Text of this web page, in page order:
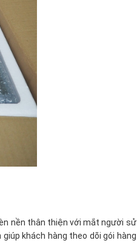
nền thân thiện với mắt người sử
khách hàng theo dõi gói hàng